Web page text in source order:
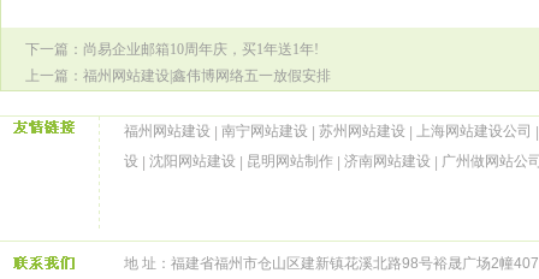
下一篇： 尚易企业邮箱10周年庆，买1年送1年!
上一篇： 福州网站建设|鑫伟博网络五一放假安排
福州网站建设 | 南宁网站建设 | 苏州网站建设 | 上海网站建设公司 |
设 | 沈阳网站建设 | 昆明网站制作 | 济南网站建设 | 广州做网站公
地 址：福建省福州市仓山区建新镇花溪北路98号裕晟广场2